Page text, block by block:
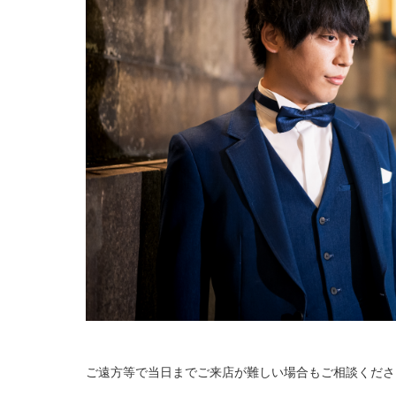
ご遠方等で当日までご来店が難しい場合もご相談くだ